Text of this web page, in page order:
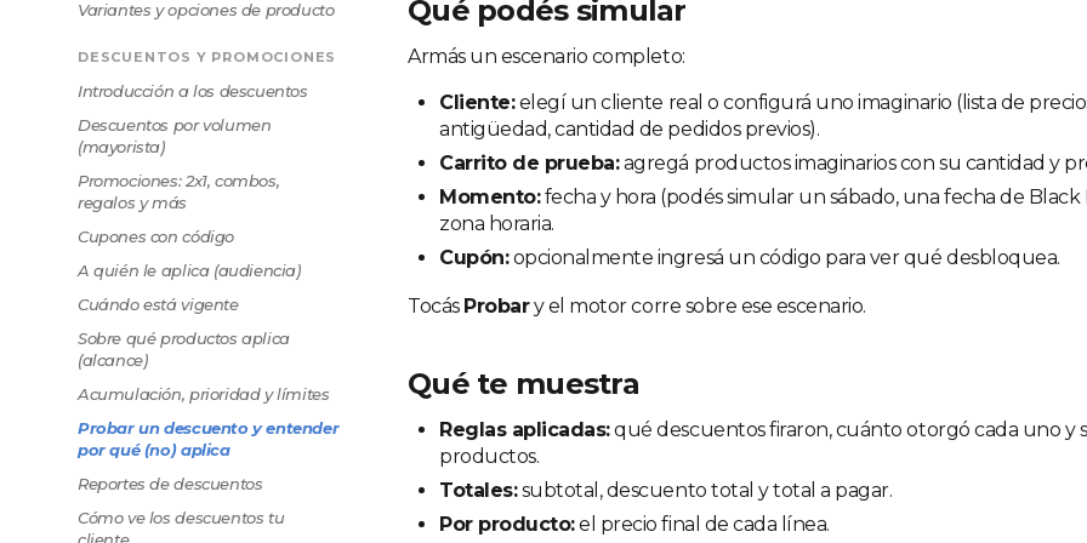
Variantes y opciones de producto
DESCUENTOS Y PROMOCIONES
Introducción a los descuentos
Descuentos por volumen
(mayorista)
Promociones: 2x1, combos,
regalos y más
Cupones con código
A quién le aplica (audiencia)
Cuándo está vigente
Sobre qué productos aplica
(alcance)
Acumulación, prioridad y límites
Probar un descuento y entender
por qué (no) aplica
Reportes de descuentos
Cómo ve los descuentos tu
Qué podés simular
Armás un escenario completo:
Cliente:elegí un cliente real o configurá uno imaginario (lista de
antigüedad, cantidad de pedidos previos).
Carrito de prueba:agregá productos imaginarios con su cantidad y
Momento:fecha y hora (podés simular un sábado, una fecha de Black
zona horaria.
Cupón:opcionalmente ingresá un código para ver qué desbloquea.
Tocás Probary el motor corre sobre ese escenario.
Qué te muestra
Reglas aplicadas:qué descuentos firaron, cuánto otorgó cada uno y
productos.
Totales:subtotal, descuento total y total a pagar.
Por producto:el precio final de cada línea.